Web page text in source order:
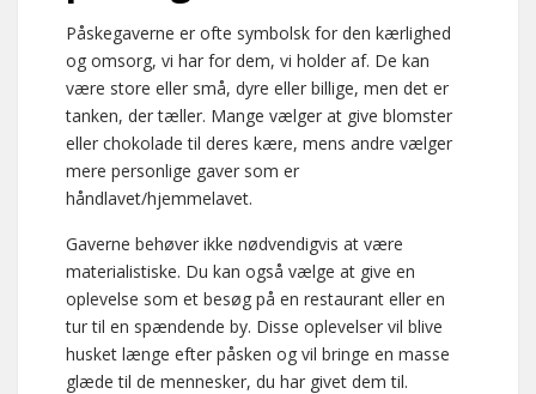
Påskegaverne er ofte symbolsk for den kærlighed
og omsorg, vi har for dem, vi holder af. De kan
være store eller små, dyre eller billige, men det er
tanken, der tæller. Mange vælger at give blomster
eller chokolade til deres kære, mens andre vælger
mere personlige gaver som er
håndlavet/hjemmelavet.
Gaverne behøver ikke nødvendigvis at være
materialistiske. Du kan også vælge at give en
oplevelse som et besøg på en restaurant eller en
tur til en spændende by. Disse oplevelser vil blive
husket længe efter påsken og vil bringe en masse
glæde til de mennesker, du har givet dem til.